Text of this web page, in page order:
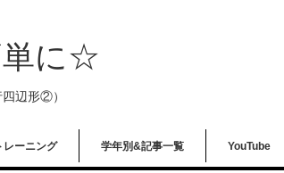
単に☆
辺形②）
レーニング 学年別&記事一覧 YouTube